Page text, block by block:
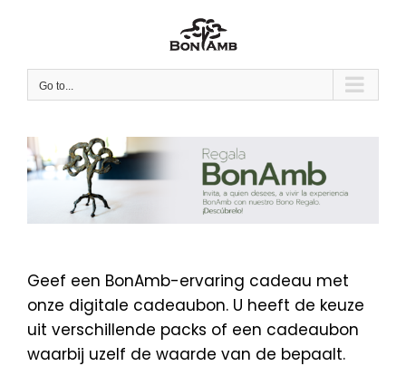
Go to...
Geef een BonAmb-ervaring cadeau met
onze digitale cadeaubon. U heeft de keuze
uit verschillende packs of een cadeaubon
waarbij uzelf de waarde van de bepaalt.